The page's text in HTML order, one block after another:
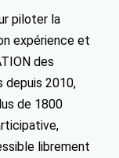
piloter la
expérience et
des
depuis 2010,
de 1800
librement